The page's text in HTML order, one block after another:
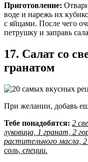
Приготовление:
воде и нарежь их
с яйцами. После чего
петрушку и заправь
17. Салат со
гранатом
При желании, добавь
Тебе понадобятся: 2
луковица, 1 гранат, 2
растительного масла,
соль, специи.